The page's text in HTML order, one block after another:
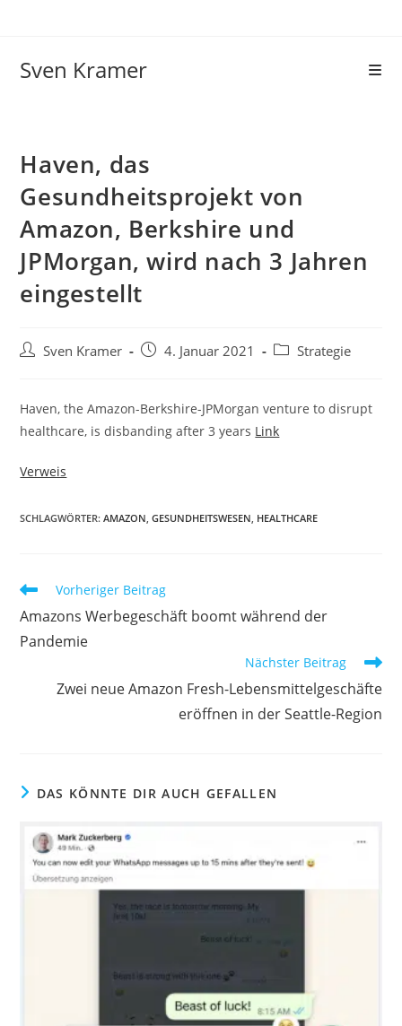
Sven Kramer
Haven, das
Gesundheitsprojekt von
Amazon, Berkshire und
JPMorgan, wird nach 3 Jahren
eingestellt
Sven Kramer 4. Januar 2021 Strategie
Haven, the Amazon-Berkshire-JPMorgan venture to disrupt
healthcare, is disbanding after 3 years Link
Verweis
SCHLAGWÖRTER:AMAZON, GESUNDHEITSWESEN, HEALTHCARE
Vorheriger Beitrag
Amazons Werbegeschäft boomt während der
Pandemie
Nächster Beitrag
Zwei neue Amazon Fresh-Lebensmittelgeschäfte
eröffnen in der Seattle-Region
DAS KÖNNTE DIR AUCH GEFALLEN